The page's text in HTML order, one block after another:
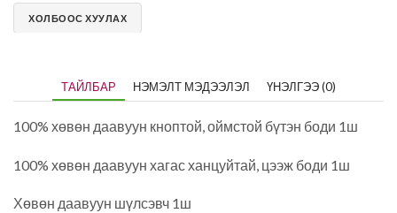
ХОЛБООС ХУУЛАХ
ТАЙЛБАР НЭМЭЛТ МЭДЭЭЛЭЛ ҮНЭЛГЭЭ (0)
100% хөвөн даавуун кноптой, оймстой бүтэн боди 1ш
100% хөвөн даавуун хагас ханцуйтай, цээж боди 1ш
Хөвөн даавуун шүлсэвч 1ш